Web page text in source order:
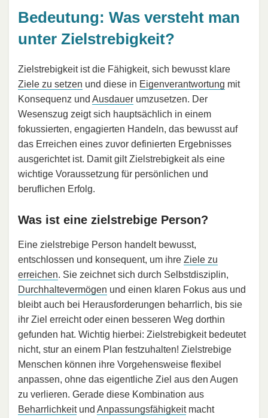
Bedeutung: Was versteht man
unter Zielstrebigkeit?
Zielstrebigkeit ist die Fähigkeit, sich bewusst klare
Ziele zu setzen und diese in Eigenverantwortung mit
Konsequenz und Ausdauer umzusetzen. Der
Wesenszug zeigt sich hauptsächlich in einem
fokussierten, engagierten Handeln, das bewusst auf
das Erreichen eines zuvor definierten Ergebnisses
ausgerichtet ist. Damit gilt Zielstrebigkeit als eine
wichtige Voraussetzung für persönlichen und
beruflichen Erfolg.
Was ist eine zielstrebige Person?
Eine zielstrebige Person handelt bewusst,
entschlossen und konsequent, um ihre Ziele zu
erreichen. Sie zeichnet sich durch Selbstdisziplin,
Durchhaltevermögen und einen klaren Fokus aus und
bleibt auch bei Herausforderungen beharrlich, bis sie
ihr Ziel erreicht oder einen besseren Weg dorthin
gefunden hat. Wichtig hierbei: Zielstrebigkeit bedeutet
nicht, stur an einem Plan festzuhalten! Zielstrebige
Menschen können ihre Vorgehensweise flexibel
anpassen, ohne das eigentliche Ziel aus den Augen
zu verlieren. Gerade diese Kombination aus
Beharrlichkeitund Anpassungsfähigkeitmacht